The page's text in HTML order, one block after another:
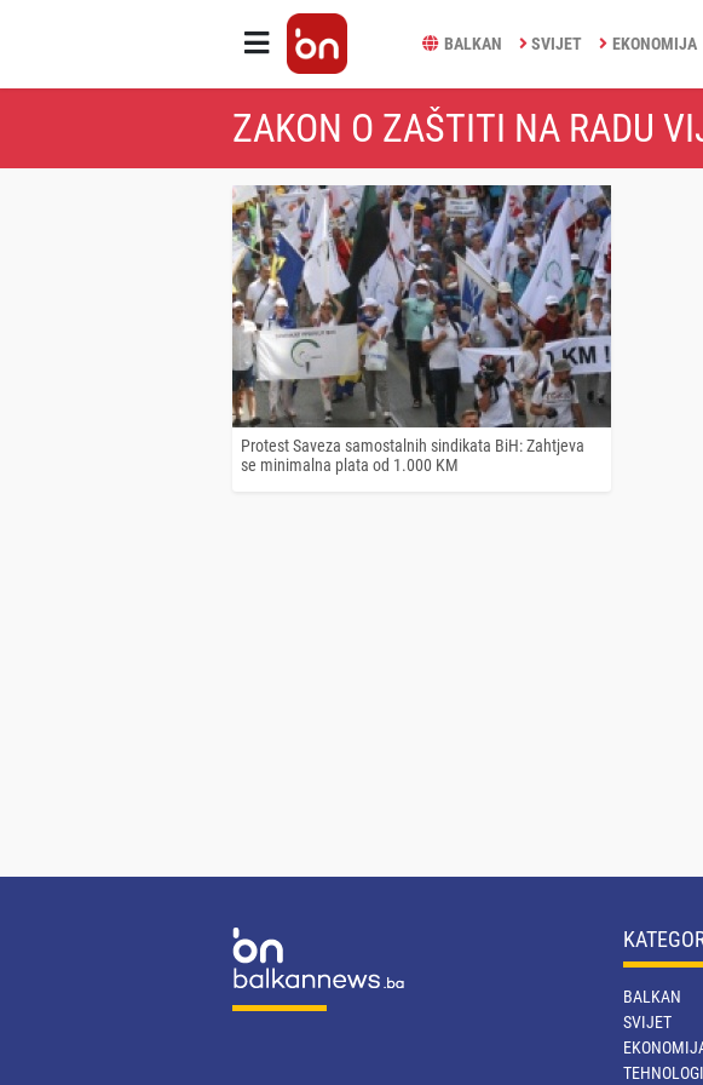
BALKAN SVIJET EKONOMIJA
ZAKON O ZAŠTITI NA RADU
Protest Saveza samostalnih sindikata BiH: Zahtjeva
se minimalna plata od 1.000 KM
BALKAN
SVIJET